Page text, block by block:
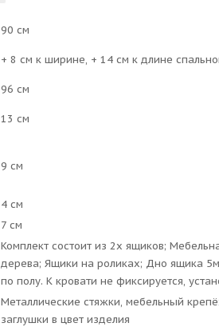
90 см
+ 8 см к ширине, + 14 см к длине
96 см
13 см
9 см
4 см
7 см
Комплект состоит из 2х ящиков;
дерева; Ящики на роликах; Дно ящика
по полу. К кровати не фиксируется,
Металлические стяжки, мебельный
заглушки в цвет изделия